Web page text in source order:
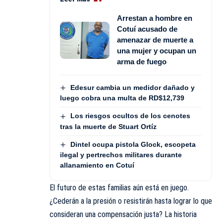
Arrestan a hombre en
Cotuí acusado de
amenazar de muerte a
una mujer y ocupan un
arma de fuego
Edesur cambia un medidor dañado y
luego cobra una multa de RD$12,739
Los riesgos ocultos de los cenotes
tras la muerte de Stuart Ortíz
Dintel ocupa pistola Glock, escopeta
ilegal y pertrechos militares durante
allanamiento en Cotuí
El futuro de estas familias aún está en juego.
¿Cederán a la presión o resistirán hasta lograr lo que
consideran una compensación justa? La historia